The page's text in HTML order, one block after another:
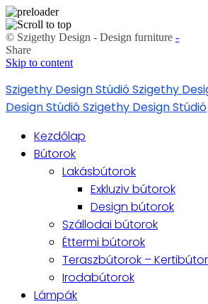
© Szigethy Design - Design furniture -
Share
Skip to content
Szigethy Design StúdióSzigethy
Design StúdióSzigethy Design Stúdió
Kezdőlap
Bútorok
Lakásbútorok
Exkluziv bútorok
Design bútorok
Szállodai bútorok
Éttermi bútorok
Teraszbútorok –
Irodabútorok
Lámpák